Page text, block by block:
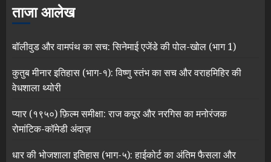
ताजा आलेख
बॉलीवुड और वामपंथ का सच: सिनेमाई एजेंडे की पोल-खोल (भाग 1)
कुतुब मीनार इतिहास (भाग-१): विष्णु स्तंभ का सच और वराहमिहिर की
वेधशाला थ्योरी
प्यार (१९५०) फ़िल्म समीक्षा: राज कपूर और नरगिस का मनोरंजक
रोमांटिक-कॉमेडी अंदाज़
धार की भोजशाला इतिहास (भाग-५): हाईकोर्ट का अंतिम फैसला और